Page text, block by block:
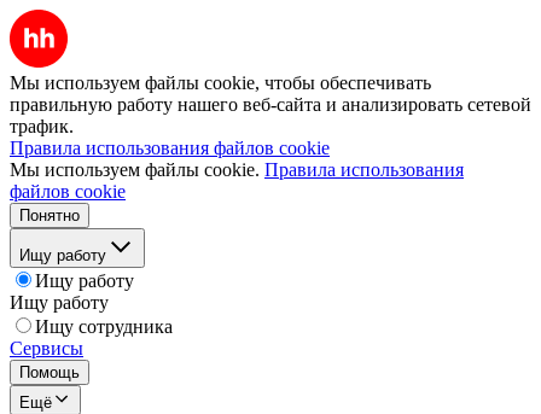
Мы используем файлы cookie, чтобы обеспечивать
правильную работу нашего веб-сайта и анализировать сетевой
трафик.
Правила использования файлов cookie
Мы используем файлы cookie. Правила использования
файлов cookie
Понятно
Ищу работу
Ищу работу
Ищу работу
Ищу сотрудника
Сервисы
Помощь
Ещё